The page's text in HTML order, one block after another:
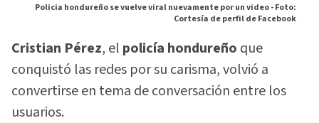
Policia hondureño se vuelve viral nuevamente por un video -Foto:
Cortesía de perfil de Facebook
Cristian Pérez, el policía hondureño que
conquistó las redes por su carisma, volvió a
convertirse en tema de conversación entre los
usuarios.